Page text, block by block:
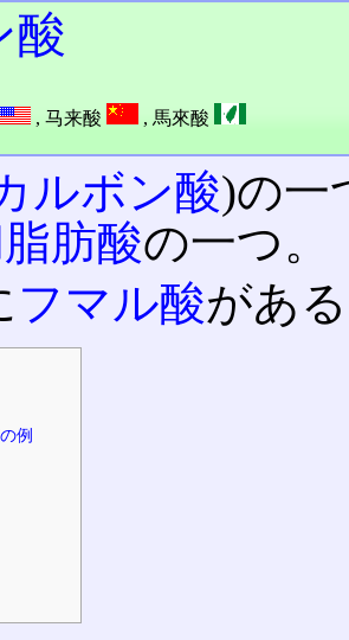
酸
, 马来酸 , 馬來酸
ルボン酸)の一
肪酸の一つ。
フマル酸があ
例